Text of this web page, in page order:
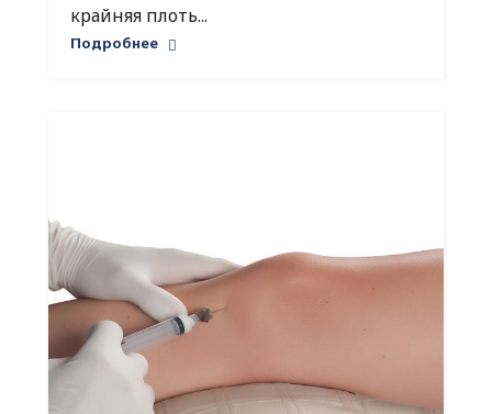
крайняя плоть...
Подробнее